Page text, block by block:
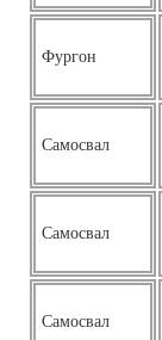
Фургон
Самосвал
Самосвал
Самосвал